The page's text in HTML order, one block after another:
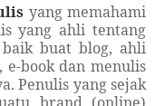
yang memahami
yang ahli tentang
buat blog, ahli
e-book dan menulis
Penulis yang sejak
brand (online)